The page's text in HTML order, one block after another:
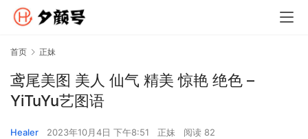
首页 正妹
鸢尾美图 美人 仙气 精美 惊艳 绝色 –
YiTuYu艺图语
Healer 2023年10月4日 下午8:51 正妹 阅读 82